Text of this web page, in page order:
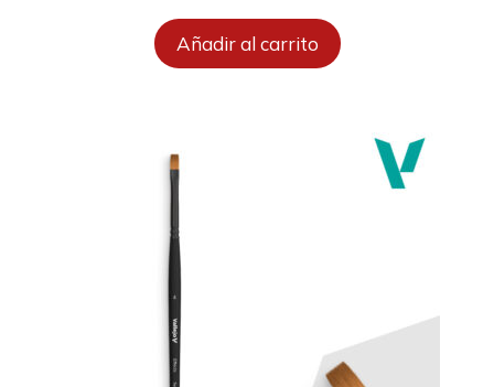
original
era:
actual
es:
Añadir al carrito